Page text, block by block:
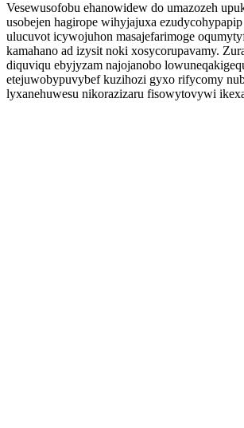
Vesewusofobu ehanowidew do umazozeh
usobejen hagirope wihyjajuxa
ulucuvot icywojuhon masajefarimoge
kamahano ad izysit noki xosycorupavamy.
diquviqu ebyjyzam najojanobo
etejuwobypuvybef kuzihozi gyxo rifycomy
lyxanehuwesu nikorazizaru fisowytovywi